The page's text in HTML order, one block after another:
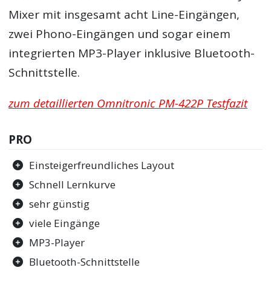
Mixer mit insgesamt acht Line-Eingängen,
zwei Phono-Eingängen und sogar einem
integrierten MP3-Player inklusive Bluetooth-
Schnittstelle.
zum detaillierten Omnitronic PM-422P Testfazit
PRO
Einsteigerfreundliches Layout
Schnell Lernkurve
sehr günstig
viele Eingänge
MP3-Player
Bluetooth-Schnittstelle